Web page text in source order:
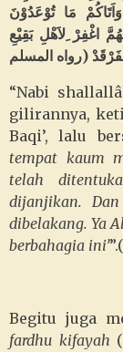
مَا تُوْعَدُوْنَ
اغْفِرْ ِلاَهْلِ بَقِيْعِ
(رواه المسلم
“Nabi
gilirannya,
Baqi’, lalu
tempat kaum
telah
dijanjikan.
dibelakang. Ya
berbahagia ini’
Begitu juga
fardhu kifayah